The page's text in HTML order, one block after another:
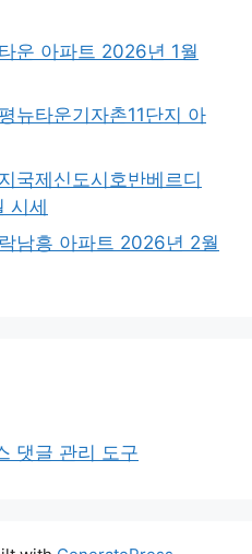
운 아파트 2026년 1월
뉴타운기자촌11단지 아
국제신도시호반베르디
시세
남흥 아파트 2026년 2월
댓글 관리 도구